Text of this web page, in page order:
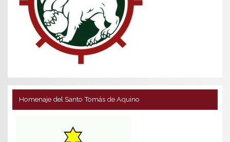
Homenaje del Santo Tomás de Aquino